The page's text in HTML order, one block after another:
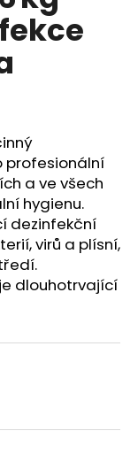
profesionální
a ve všech
hygienu.
dezinfekční
virů a plísní,
dlouhotrvající